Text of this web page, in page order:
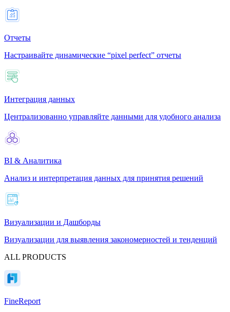
Отчеты
Настраивайте динамические “pixel perfect” отчеты
Интеграция данных
Централизованно управляйте данными для удобного анализа
BI & Аналитика
Анализ и интерпретация данных для принятия решений
Визуализации и Дашборды
Визуализации для выявления закономерностей и тенденций
ALL PRODUCTS
FineReport